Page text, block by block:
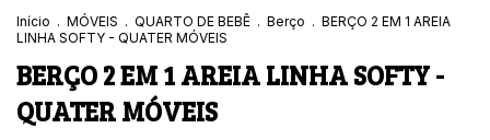
Início . MÓVEIS . QUARTO DE BEBÊ . Berço . BERÇO 2 EM 1 AREIA
LINHA SOFTY - QUATER MÓVEIS
BERÇO 2 EM 1 AREIA LINHA SOFTY -
QUATER MÓVEIS